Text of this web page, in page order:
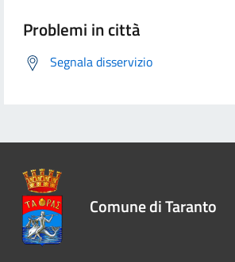
Problemi in città
Segnala disservizio
Comune di Taranto